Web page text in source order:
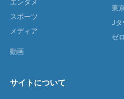
エンタメ
スポーツ
メディア
動画
東
Jタ
ゼ
サイトについて